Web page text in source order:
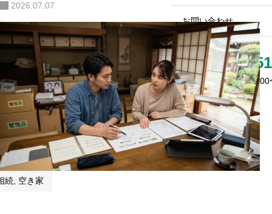
スタッフ
私たちが目指すもの
お問い合わせ
物件を査定・売却した
06-
営業時間：9:00
2026.07.07
続, 空き家